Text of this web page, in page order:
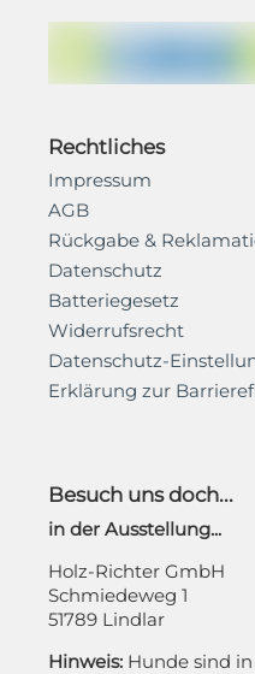
Rechtliches
Impressum
AGB
Rückgabe &
Datenschutz
Batteriegesetz
Widerrufsrecht
Datenschutz-
Erklärung zur
Besuch uns doch...
in der Ausstellung...
Holz-Richter GmbH
Schmiedeweg 1
51789 Lindlar
Hinweis: Hunde sind